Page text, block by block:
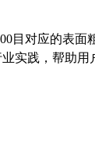
对应的表面
实践，帮助